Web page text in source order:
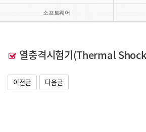
소프트웨어
열충격시험기(Thermal
이전글 다음글